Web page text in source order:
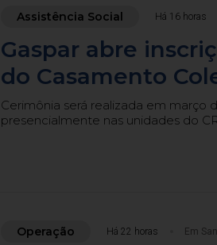
Assistência Social Há 16 horas
Gaspar abre
do Casamento
Cerimônia será realizada em março
presencialmente nas unidades do
Operação Há 22 horas Em